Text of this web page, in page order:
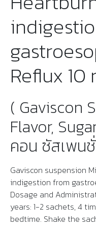
Reflux 10
( Gaviscon
Flavor,
คอน ซัสเพน
Gaviscon suspension
indigestion from
Dosage and
years: 1-2 sachets, 4
bedtime. Shake the